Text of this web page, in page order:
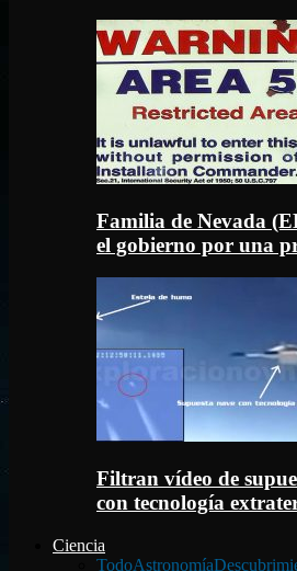
Familia de Nevada
el gobierno por una
Filtran vídeo de
con tecnología
Ciencia
TodoAstronomía